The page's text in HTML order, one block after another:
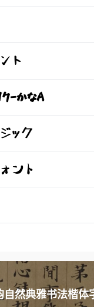
ト
-かなA
ック
ント
自然典雅书法楷体